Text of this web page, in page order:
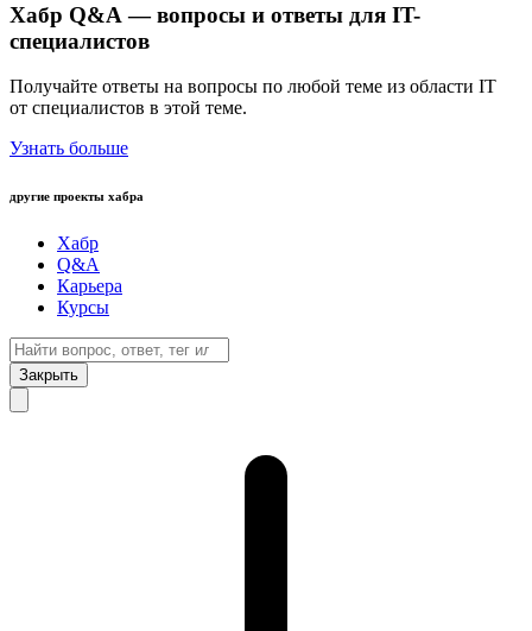
Хабр Q&A — вопросы и ответы для IT-
специалистов
Получайте ответы на вопросы по любой теме из области IT
от специалистов в этой теме.
Узнать больше
другие проекты хабра
Хабр
Q&A
Карьера
Курсы
Закрыть